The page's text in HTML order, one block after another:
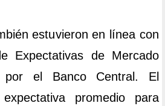
estuvieron en línea con
Expectativas de Mercado
por el Banco Central. El
promedio para